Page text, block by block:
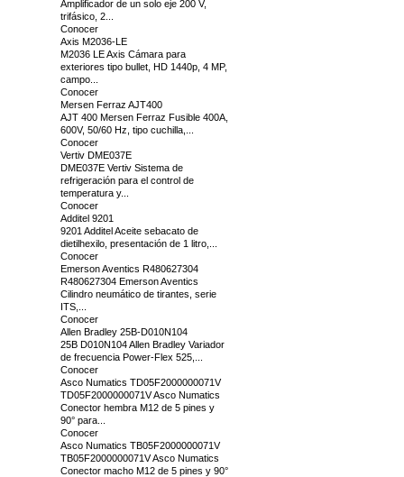
Amplificador de un solo eje 200 V,
trifásico, 2...
Conocer
Axis M2036-LE
M2036 LE Axis Cámara para
exteriores tipo bullet, HD 1440p, 4 MP,
campo...
Conocer
Mersen Ferraz AJT400
AJT 400 Mersen Ferraz Fusible 400A,
600V, 50/60 Hz, tipo cuchilla,...
Conocer
Vertiv DME037E
DME037E Vertiv Sistema de
refrigeración para el control de
temperatura y...
Conocer
Additel 9201
9201 Additel Aceite sebacato de
dietilhexilo, presentación de 1 litro,...
Conocer
Emerson Aventics R480627304
R480627304 Emerson Aventics
Cilindro neumático de tirantes, serie
ITS,...
Conocer
Allen Bradley 25B-D010N104
25B D010N104 Allen Bradley Variador
de frecuencia Power-Flex 525,...
Conocer
Asco Numatics TD05F2000000071V
TD05F2000000071V Asco Numatics
Conector hembra M12 de 5 pines y
90° para...
Conocer
Asco Numatics TB05F2000000071V
TB05F2000000071V Asco Numatics
Conector macho M12 de 5 pines y 90°